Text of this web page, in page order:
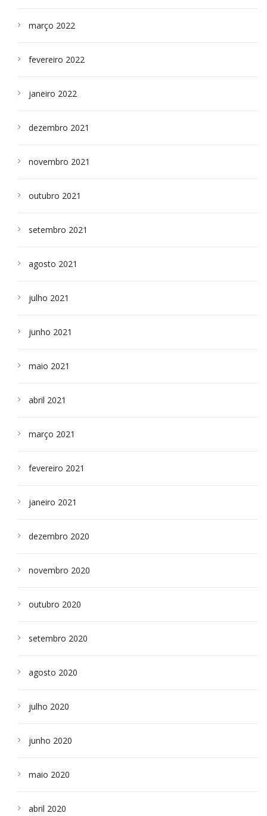
março 2022
fevereiro 2022
janeiro 2022
dezembro 2021
novembro 2021
outubro 2021
setembro 2021
agosto 2021
julho 2021
junho 2021
maio 2021
abril 2021
março 2021
fevereiro 2021
janeiro 2021
dezembro 2020
novembro 2020
outubro 2020
setembro 2020
agosto 2020
julho 2020
junho 2020
maio 2020
abril 2020